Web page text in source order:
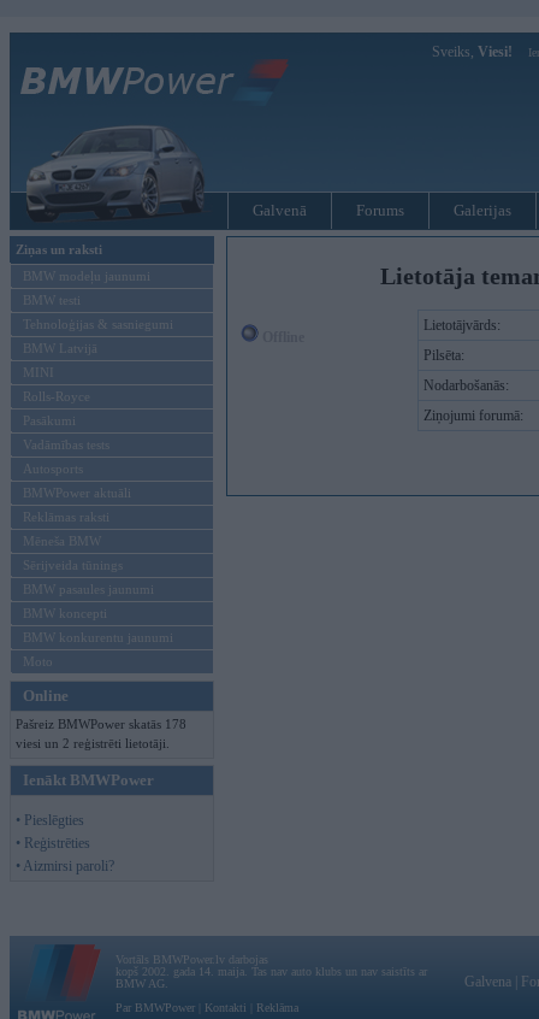
Sveiks, Viesi!
Galvenā Forums Galerijas
Ziņas un raksti
BMW modeļu jaunumi
BMW testi
Tehnoloģijas & sasniegumi
BMW Latvijā
MINI
Rolls-Royce
Pasākumi
Vadāmības tests
Autosports
BMWPower aktuāli
Reklāmas raksti
Mēneša BMW
Sērijveida tūnings
BMW pasaules jaunumi
BMW koncepti
BMW konkurentu jaunumi
Moto
Online
Pašreiz BMWPower skatās 178
viesi un 2 reģistrēti lietotāji.
Ienākt BMWPower
• Pieslēgties
• Reģistrēties
• Aizmirsi paroli?
Lietotāja
Lietotājvārds:
Pilsēta:
Nodarbošanās:
Ziņojumi forumā:
Vortāls BMWPower.lv darbojas
kopš 2002. gada 14. maija. Tas nav auto klubs un nav saistīts ar
BMW AG.
Par BMWPower
Kontakti Reklāma
Galvena